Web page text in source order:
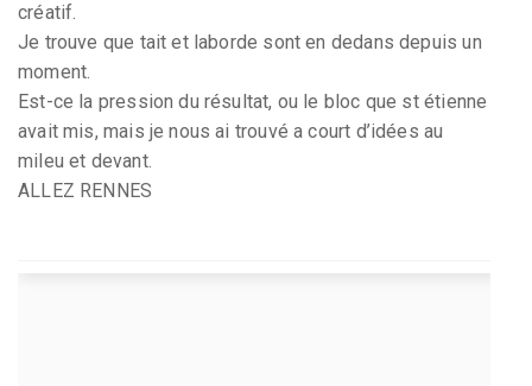
créatif.
Je trouve que tait et laborde sont en dedans depuis un
moment.
Est-ce la pression du résultat, ou le bloc que st étienne
avait mis, mais je nous ai trouvé a court d’idées au
mileu et devant.
ALLEZ RENNES